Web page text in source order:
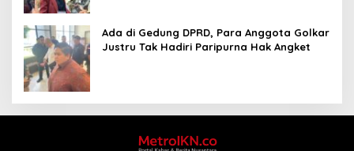
Ada di Gedung DPRD, Para Anggota Golkar
Justru Tak Hadiri Paripurna Hak Angket